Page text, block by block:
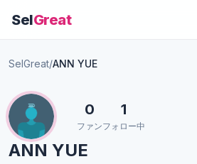
SelGreat
SelGreat/ANN YUE
ANN YUE
0
ファン
1
フォロー中